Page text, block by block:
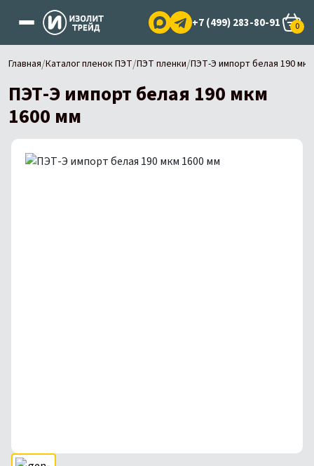
+7 (499) 283-80-91 0
Главная/Каталог пленок ПЭТ/ПЭТ пленки/ПЭТ-Э импорт белая 190
ПЭТ-Э импорт белая 190 мкм
1600 мм